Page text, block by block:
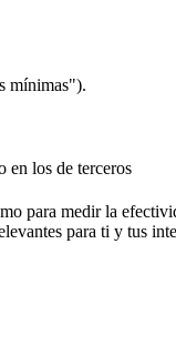
mínimas").
en los de terceros
para medir la
para ti y tus